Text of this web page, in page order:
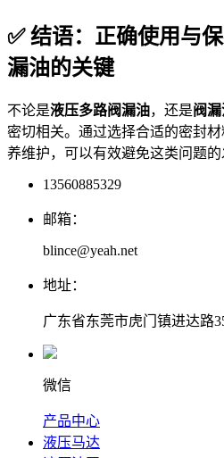
✅ 结语：正确使用与
漏油的关键
不论是液压多路阀漏油，还是阀
密切相关。通过选择合适的密封
养维护，可以有效避免这类问题的
13560885329
邮箱：
blince@yeah.net
地址：
广东省东莞市虎门镇进达路
微信
产品中心
液压马达